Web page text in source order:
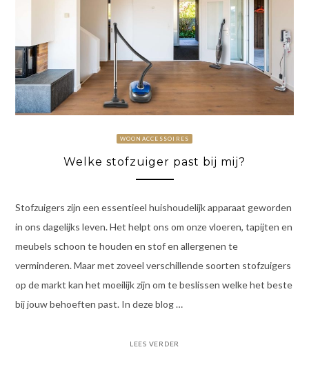
WOONACCESSOIRES
Welke stofzuiger past bij mij?
Stofzuigers zijn een essentieel huishoudelijk apparaat geworden
in ons dagelijks leven. Het helpt ons om onze vloeren, tapijten en
meubels schoon te houden en stof en allergenen te
verminderen. Maar met zoveel verschillende soorten stofzuigers
op de markt kan het moeilijk zijn om te beslissen welke het beste
bij jouw behoeften past. In deze blog …
LEES VERDER